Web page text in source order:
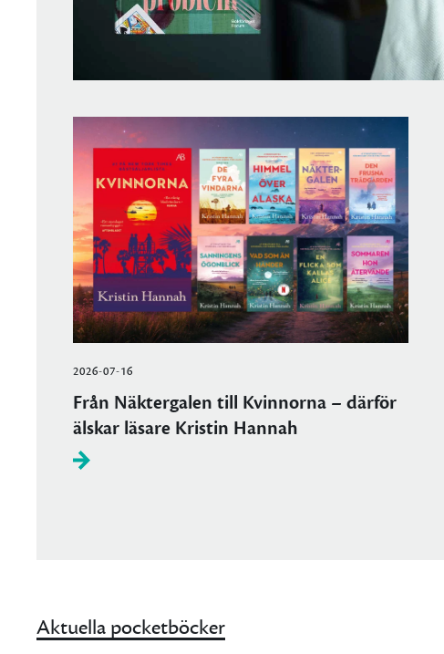
2026-07-16
Från Näktergalen till Kvinnorna – därför
älskar läsare Kristin Hannah
Aktuella pocketböcker